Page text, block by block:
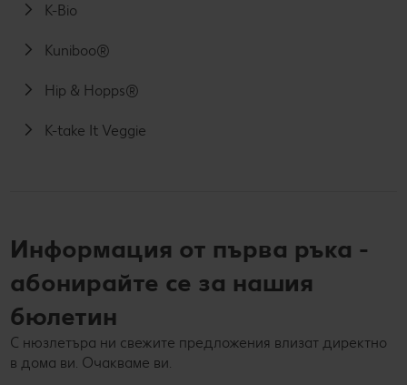
K-Bio
Kuniboo®
Hip & Hopps®
K-take It Veggie
Информация от първа ръка -
абонирайте се за нашия
бюлетин
С нюзлетъра ни свежите предложения влизат директно
в дома ви. Очакваме ви.